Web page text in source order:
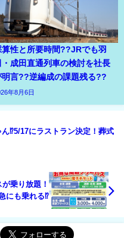
算性と所要時間??JRでも羽
・成田直通列車の検討を社長
明言??逆編成の課題残る??
年8月6日
⁉5/17にラストラン決定！葬式
乗り放題！
にも乗れる⁉